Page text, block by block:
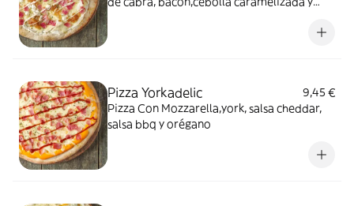
Pizza Yorkadelic
9,45 €
Pizza Con Mozzarella,york, salsa cheddar,
salsa bbq y orégano